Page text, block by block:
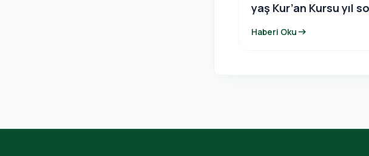
yaş Kur’an Kursu yıl
Haberi Oku arrow_right_alt